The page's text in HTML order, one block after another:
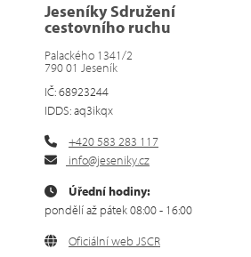
Jeseníky Sdružení
cestovního ruchu
Palackého 1341/2
790 01 Jeseník
IČ: 68923244
IDDS: aq3ikqx
+420 583 283 117
info@jeseniky.cz
Úřední hodiny:
pondělí až pátek 08:00 - 16:00
Oficiální web JSCR